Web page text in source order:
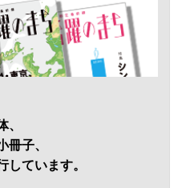
、
冊子、
しています。